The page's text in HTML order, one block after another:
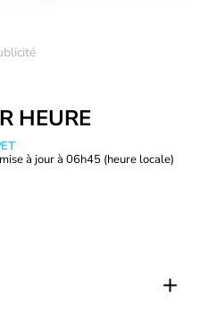
HEURE
à jour à 06h45 (heure locale)